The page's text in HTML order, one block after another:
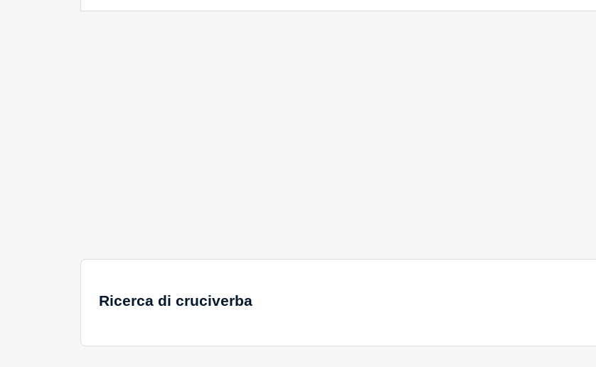
Ricerca di cruciverba